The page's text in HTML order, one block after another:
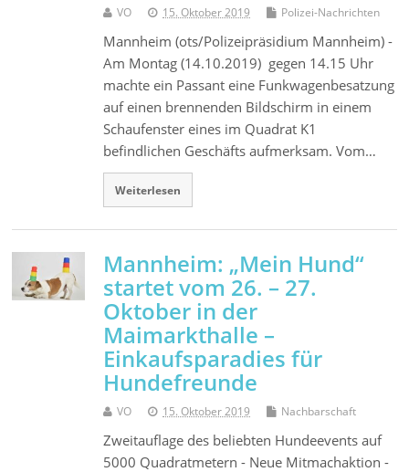
VO 15. Oktober 2019 Polizei-Nachrichten
Mannheim (ots/Polizeipräsidium Mannheim) -
Am Montag (14.10.2019) gegen 14.15 Uhr
machte ein Passant eine Funkwagenbesatzung
auf einen brennenden Bildschirm in einem
Schaufenster eines im Quadrat K1
befindlichen Geschäfts aufmerksam. Vom…
Weiterlesen
Mannheim: „Mein Hund“
startet vom 26. – 27.
Oktober in der
Maimarkthalle –
Einkaufsparadies für
Hundefreunde
VO 15. Oktober 2019 Nachbarschaft
Zweitauflage des beliebten Hundeevents auf
5000 Quadratmetern - Neue Mitmachaktion -